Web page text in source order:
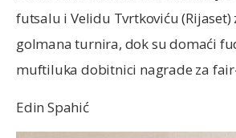
futsalu i Velidu Tvrtkoviću (Rijaset)
golmana turnira, dok su domaći
muftiluka dobitnici nagrade za
Edin Spahić